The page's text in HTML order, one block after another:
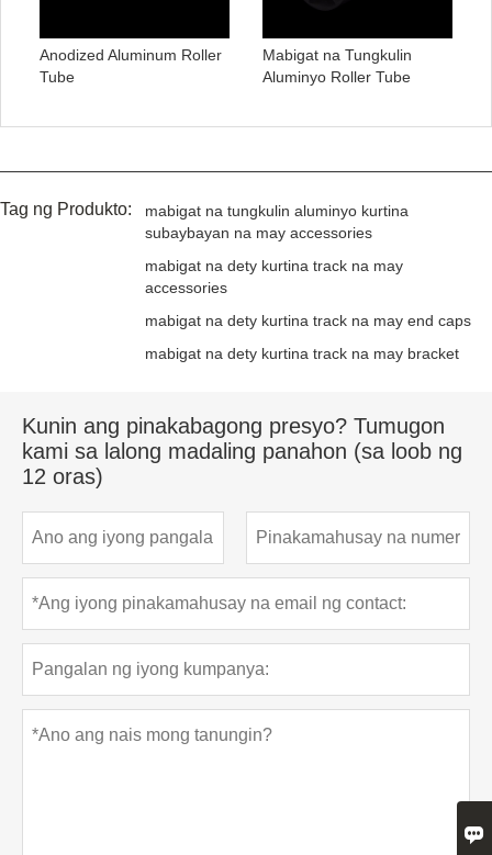
Anodized Aluminum Roller
Tube
Mabigat na Tungkulin
Aluminyo Roller Tube
Tag ng Produkto:
mabigat na tungkulin aluminyo kurtina
subaybayan na may accessories
mabigat na dety kurtina track na may
accessories
mabigat na dety kurtina track na may end caps
mabigat na dety kurtina track na may bracket
Kunin ang pinakabagong presyo? Tumugon
kami sa lalong madaling panahon (sa loob ng
12 oras)
